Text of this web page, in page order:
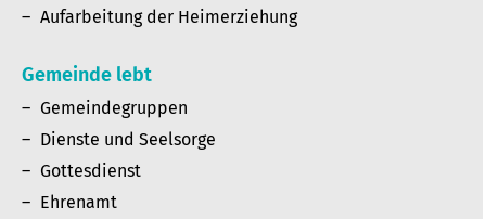
Aufarbeitung der Heimerziehung
Gemeinde lebt
Gemeindegruppen
Dienste und Seelsorge
Gottesdienst
Ehrenamt